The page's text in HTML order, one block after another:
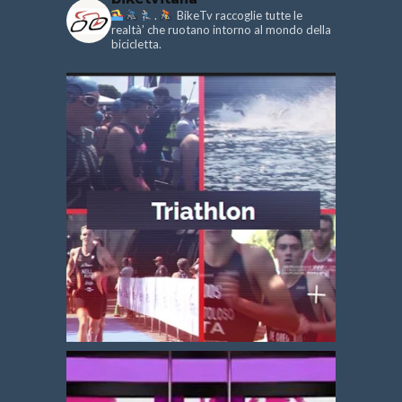
.
BikeTv raccoglie tutte le
realtà’ che ruotano intorno al mondo della
bicicletta.